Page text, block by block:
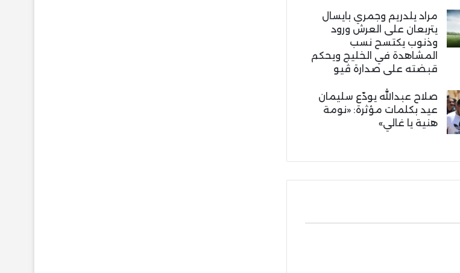
مراد يلدريم وجمري بايسال
يتربعان على العرش ورود
وذنوب يكتسح نسب
المشاهدة في الخليج ويحكم
قبضته على صدارة ڤيو
صلاح عبدالله يودّع سليمان
عيد بكلمات مؤثرة: «نومة
هنية يا غالي»